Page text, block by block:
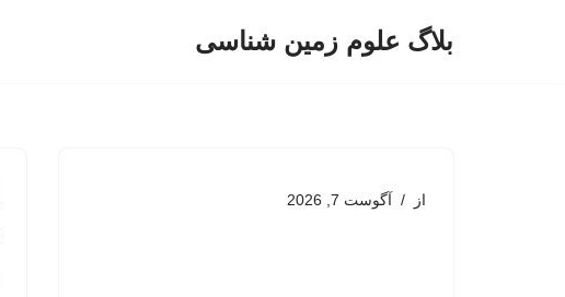
بلاگ علوم زمین شناسی
از آگوست 7, 2026